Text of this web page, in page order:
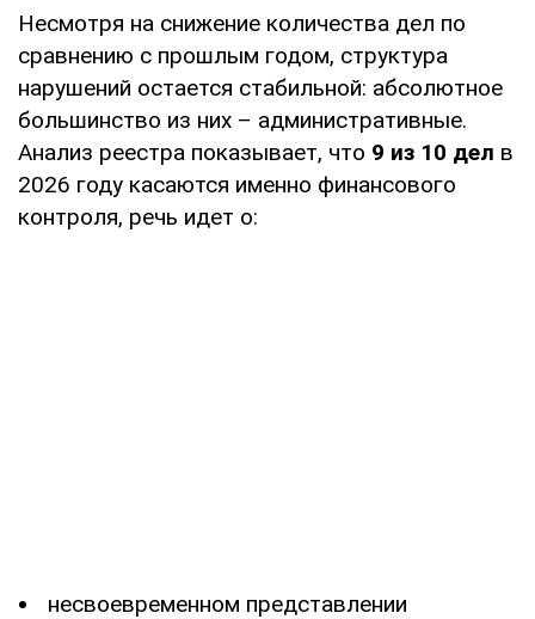
Несмотря на снижение количества дел по
сравнению с прошлым годом, структура
нарушений остается стабильной: абсолютное
большинство из них – административные.
Анализ реестра показывает, что 9 из 10 дел в
2026 году касаются именно финансового
контроля, речь идет о:
несвоевременном представлении